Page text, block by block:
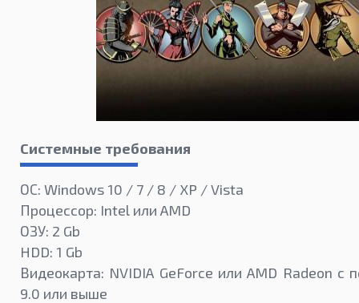
Системные требования
ОС: Windows 10 / 7 / 8 / XP / Vista
Процессор: Intel или AMD
ОЗУ: 2 Gb
HDD: 1 Gb
Видеокарта: NVIDIA GeForce или AMD Radeon с
9.0 или выше